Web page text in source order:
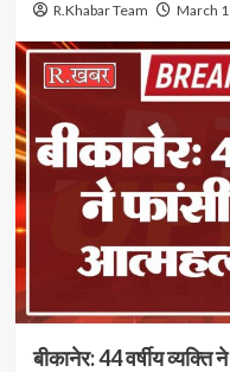
R.Khabar Team March
बीकानेर: 44 वर्षीय